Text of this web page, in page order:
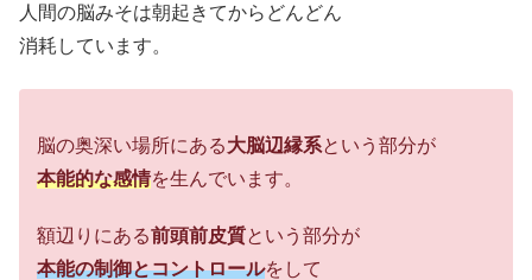
人間の脳みそは朝起きてからどんどん
消耗しています。
脳の奥深い場所にある大脳辺縁系という部分が
本能的な感情を生んでいます。
額辺りにある前頭前皮質という部分が
本能の制御とコントロールをして